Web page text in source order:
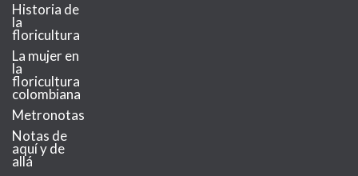
Historia de
la
floricultura
La mujer en
la
floricultura
colombiana
Metronotas
Notas de
aquí y de
allá